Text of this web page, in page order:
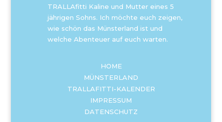
TRALLAfitti Kaline und Mutter eines 5
jährigen Sohns. Ich möchte euch zeigen,
wie schön das Münsterland ist und
welche Abenteuer auf euch warten.
HOME
MÜNSTERLAND
TRALLAFITTI-KALENDER
IMPRESSUM
DATENSCHUTZ